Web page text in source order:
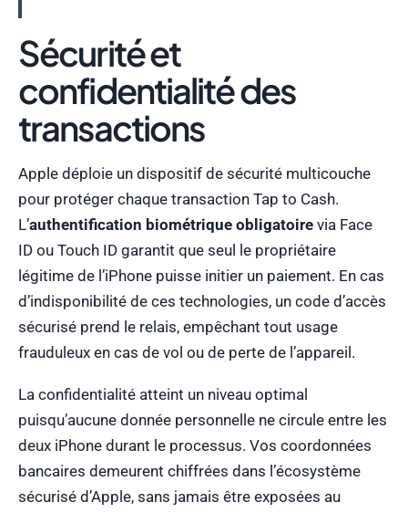
Sécurité et
confidentialité des
transactions
Apple déploie un dispositif de sécurité multicouche
pour protéger chaque transaction Tap to Cash.
L’authentification biométrique obligatoire via Face
ID ou Touch ID garantit que seul le propriétaire
légitime de l’iPhone puisse initier un paiement. En cas
d’indisponibilité de ces technologies, un code d’accès
sécurisé prend le relais, empêchant tout usage
frauduleux en cas de vol ou de perte de l’appareil.
La confidentialité atteint un niveau optimal
puisqu’aucune donnée personnelle ne circule entre les
deux iPhone durant le processus. Vos coordonnées
bancaires demeurent chiffrées dans l’écosystème
sécurisé d’Apple, sans jamais être exposées au